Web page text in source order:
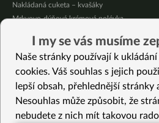
Nakládaná cuketa – kvašáky
Mrkvovo-dýňová krémová polévka
Osvěžující čaj s citronovými bylinkami
Nepečený jablečný dort s rybízem
Vybrané recepty
Strozzapreti s citronovou omáčkou
Hrachová kaše s česnekem a majoránkou
I my se vás musíme
Naše stránky používají k
cookies. Váš souhlas s jejich
lepší obsah, přehlednější stránky
Nesouhlas může způsobit, že
nebudete z nich mít takovou